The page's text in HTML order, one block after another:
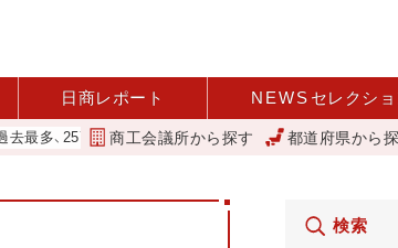
日商レポート NEWS セレクショ
、257万人に 厚労省 バスセンターのカレー 建
商工会議所から探す 都道府県から
検索